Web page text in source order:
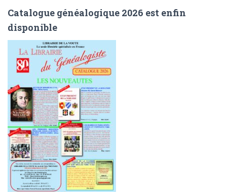
e
r
c
:
Catalogue généalogique 2026 est enfin
disponible